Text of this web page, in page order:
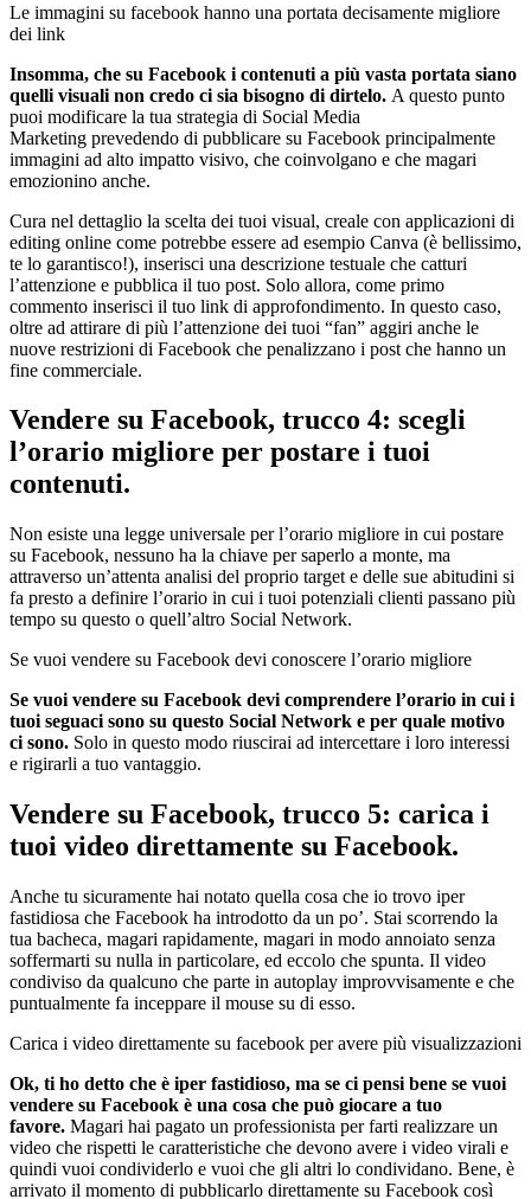
Le immagini su facebook hanno una portata decisamente migliore
dei link
Insomma, che su Facebook i contenuti a più vasta portata siano
quelli visuali non credo ci sia bisogno di dirtelo. A questo punto
puoi modificare la tua strategia di Social Media
Marketing prevedendo di pubblicare su Facebook principalmente
immagini ad alto impatto visivo, che coinvolgano e che magari
emozionino anche.
Cura nel dettaglio la scelta dei tuoi visual, creale con applicazioni di
editing online come potrebbe essere ad esempio Canva (è bellissimo,
te lo garantisco!), inserisci una descrizione testuale che catturi
l’attenzione e pubblica il tuo post. Solo allora, come primo
commento inserisci il tuo link di approfondimento. In questo caso,
oltre ad attirare di più l’attenzione dei tuoi “fan” aggiri anche le
nuove restrizioni di Facebook che penalizzano i post che hanno un
fine commerciale.
Vendere su Facebook, trucco 4: scegli
l’orario migliore per postare i tuoi
contenuti.
Non esiste una legge universale per l’orario migliore in cui postare
su Facebook, nessuno ha la chiave per saperlo a monte, ma
attraverso un’attenta analisi del proprio target e delle sue abitudini si
fa presto a definire l’orario in cui i tuoi potenziali clienti passano più
tempo su questo o quell’altro Social Network.
Se vuoi vendere su Facebook devi conoscere l’orario migliore
Se vuoi vendere su Facebook devi comprendere l’orario in cui i
tuoi seguaci sono su questo Social Network e per quale motivo
ci sono. Solo in questo modo riuscirai ad intercettare i loro interessi
e rigirarli a tuo vantaggio.
Vendere su Facebook, trucco 5: carica i
tuoi video direttamente su Facebook.
Anche tu sicuramente hai notato quella cosa che io trovo iper
fastidiosa che Facebook ha introdotto da un po’. Stai scorrendo la
tua bacheca, magari rapidamente, magari in modo annoiato senza
soffermarti su nulla in particolare, ed eccolo che spunta. Il video
condiviso da qualcuno che parte in autoplay improvvisamente e che
puntualmente fa inceppare il mouse su di esso.
Carica i video direttamente su facebook per avere più visualizzazioni
Ok, ti ho detto che è iper fastidioso, ma se ci pensi bene se vuoi
vendere su Facebook è una cosa che può giocare a tuo
favore. Magari hai pagato un professionista per farti realizzare un
video che rispetti le caratteristiche che devono avere i video virali e
quindi vuoi condividerlo e vuoi che gli altri lo condividano. Bene, è
arrivato il momento di pubblicarlo direttamente su Facebook così